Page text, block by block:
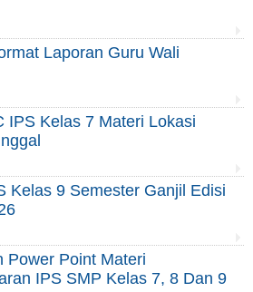
Laporan Guru Wali
IPS Kelas 7 Materi Lokasi
Kelas 9 Semester Ganjil Edisi
Power Point Materi
IPS SMP Kelas 7, 8 Dan 9